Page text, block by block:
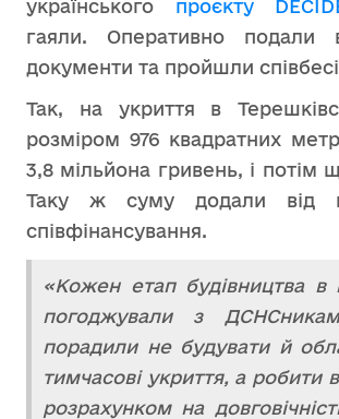
українського проєкту
гаяли. Оперативно подали
документи та пройшли
Так, на укриття в
розміром 976 квадратних
3,8 мільйона гривень, і потім
Таку ж суму додали від
співфінансування.
«Кожен етап будівництва в
погоджували з
порадили не будувати й
тимчасові укриття, а робити
розрахунком на